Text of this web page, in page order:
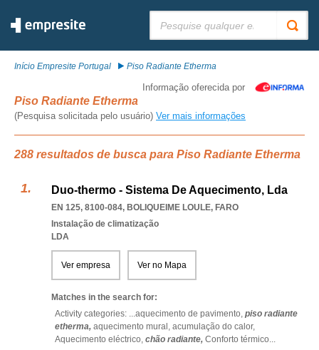
Início Empresite Portugal Piso Radiante Etherma
Informação oferecida por
Piso Radiante Etherma
(Pesquisa solicitada pelo usuário) Ver mais informações
288 resultados de busca para Piso Radiante Etherma
Duo-thermo - Sistema De Aquecimento, Lda
EN 125, 8100-084, BOLIQUEIME LOULE, FARO
Instalação de climatização
LDA
Ver empresa Ver no Mapa
Matches in the search for:
Activity categories: ...aquecimento de pavimento, piso radiante
etherma, aquecimento mural, acumulação do calor,
Aquecimento eléctrico, chão radiante, Conforto térmico...